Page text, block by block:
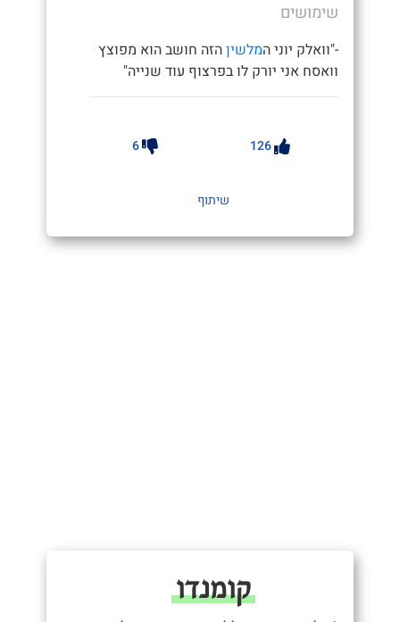
שימושים
-"וואלק יוני המלשיןהזה חושב הוא מפוצץ
וואסח אני יורק לו בפרצוף עוד שנייה"
126
6
שיתוף
קומנדו